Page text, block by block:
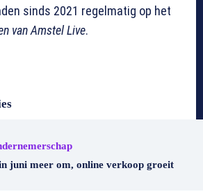
sinds 2021 regelmatig op het
van Amstel Live.
juni meer om, online verkoop groeit